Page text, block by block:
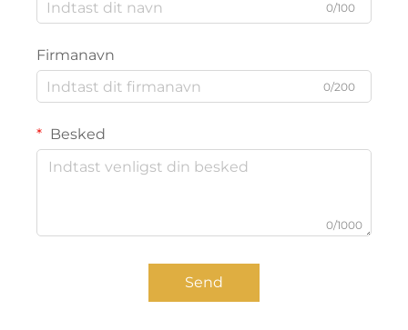
0/100
Firmanavn
0/200
Besked
0/1000
Send